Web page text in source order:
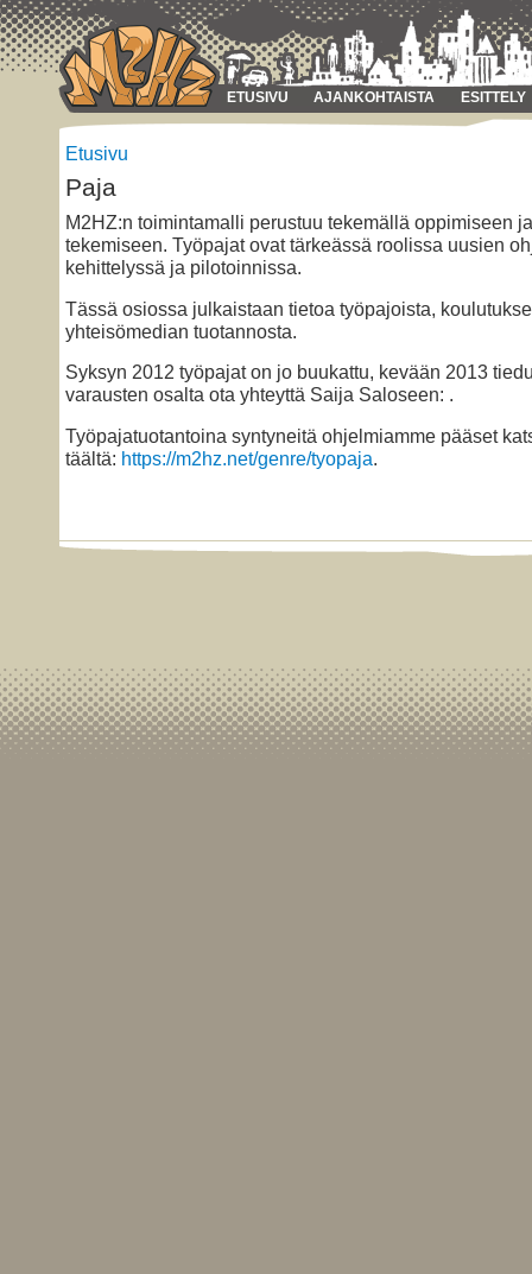
ETUSIVU AJANKOHTAISTA ESITTELY
Etusivu
Paja
M2HZ:n toimintamalli perustuu tekemällä oppimiseen
tekemiseen. Työpajat ovat tärkeässä roolissa uusien
kehittelyssä ja pilotoinnissa.
Tässä osiossa julkaistaan tietoa työpajoista,
yhteisömedian tuotannosta.
Syksyn 2012 työpajat on jo buukattu, kevään 2013
varausten osalta ota yhteyttä Saija Saloseen: .
Työpajatuotantoina syntyneitä ohjelmiamme pääset
täältä: https://m2hz.net/genre/tyopaja.